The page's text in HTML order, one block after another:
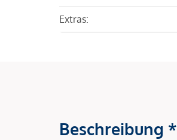
Extras:
Beschreibung *